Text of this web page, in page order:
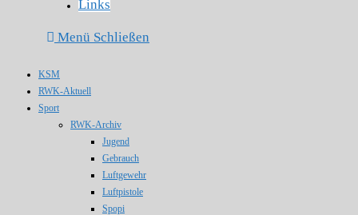
Links
Menü Schließen
KSM
RWK-Aktuell
Sport
RWK-Archiv
Jugend
Gebrauch
Luftgewehr
Luftpistole
Spopi